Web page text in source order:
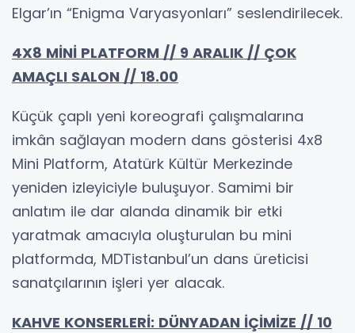
Elgar’ın “Enigma Varyasyonları” seslendirilecek.
4X8 MİNİ PLATFORM // 9 ARALIK // ÇOK
AMAÇLI SALON // 18.00
Küçük çaplı yeni koreografi çalışmalarına
imkân sağlayan modern dans gösterisi 4x8
Mini Platform, Atatürk Kültür Merkezinde
yeniden izleyiciyle buluşuyor. Samimi bir
anlatım ile dar alanda dinamik bir etki
yaratmak amacıyla oluşturulan bu mini
platformda, MDTistanbul’un dans üreticisi
sanatçılarının işleri yer alacak.
KAHVE KONSERLERİ: DÜNYADAN İÇİMİZE // 10